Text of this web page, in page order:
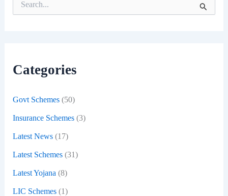
o
Categories
Govt Schemes(50)
Insurance Schemes(3)
Latest News(17)
Latest Schemes(31)
Latest Yojana (8)
LIC Schemes(1)